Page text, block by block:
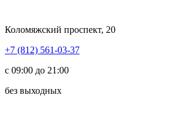
Коломяжский проспект, 20
+7 (812) 561-03-37
с 09:00 до 21:00
без выходных